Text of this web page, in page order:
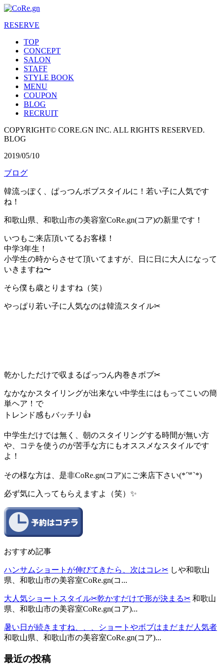
RESERVE
TOP
CONCEPT
SALON
STAFF
STYLE BOOK
MENU
COUPON
BLOG
RECRUIT
COPYRIGHT© CORE.GN INC. ALL RIGHTS RESERVED.
BLOG
2019/05/10
ブログ
韓流っぽく、ぱっつんボブスタイルに！若い子に人気です
ね！
和歌山県、和歌山市の美容室CoRe.gn(コア)の新里です！
いつもご来店頂いてるお客様！
中学3年生！
小学生の時からさせて頂いてますが、日に日に大人になって
いきますね〜
そら僕も歳とりますね（笑）
やっぱり若い子に人気なのは韓流スタイル✂︎
乾かしただけで収まるぱっつん内巻きボブ✂︎
なかなかスタイリングが出来ない中学生にはもってこいの簡
単ヘア！で
トレンド感もバッチリ👍
中学生だけでは無く、朝のスタイリングする時間が無い方
や、コテを使うのが苦手な方にもオススメなスタイルです
よ！
その様な方は、是非CoRe.gn(コア)にご来店下さい(*´꒳`*)
必ず気に入ってもらえますよ（笑）✨
おすすめ記事
ハンサムショートが伸びてきたら、次はコレ✂︎ しや和歌山
県、和歌山市の美容室CoRe.gn(コ...
大人気ショートスタイル✂︎乾かすだけで形が決まる✂︎ 和歌山
県、和歌山市の美容室CoRe.gn(コア)...
暑い日が続きますね、、、ショートやボブはまだまだ人気者
和歌山県、和歌山市の美容室CoRe.gn(コア)...
最近の投稿